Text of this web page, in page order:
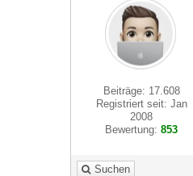
Beiträge: 17.608
Registriert seit: Jan
2008
Bewertung:853
Suchen